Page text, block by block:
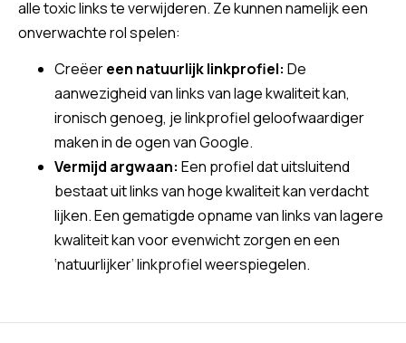
alle toxic links te verwijderen. Ze kunnen namelijk een
onverwachte rol spelen:
Creëereen natuurlijk linkprofiel: De
aanwezigheid van links van lage kwaliteit kan,
ironisch genoeg, je linkprofiel geloofwaardiger
maken in de ogen van Google.
Vermijd argwaan: Een profiel dat uitsluitend
bestaat uit links van hoge kwaliteit kan verdacht
lijken. Een gematigde opname van links van lagere
kwaliteit kan voor evenwicht zorgen en een
‘natuurlijker’ linkprofiel weerspiegelen.